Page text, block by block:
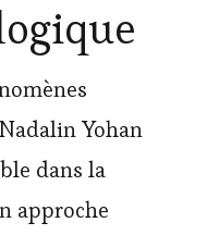
Yohan
dans la
approche